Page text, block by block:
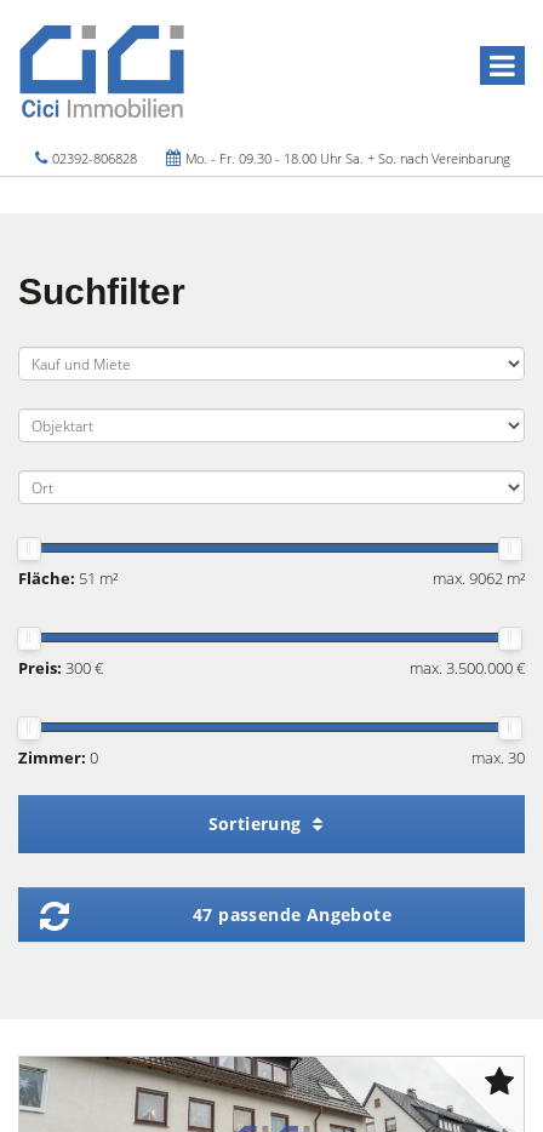
02392-806828 Mo. - Fr. 09.30 - 18.00 Uhr Sa. + So. nach Vereinbarung
Suchfilter
Fläche: 51 m² max. 9062 m²
Preis: 300 € max. 3.500.000 €
Zimmer: 0 max. 30
Sortierung
47 passende Angebote